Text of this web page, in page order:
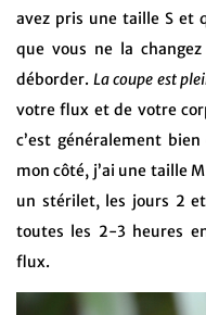
avez pris une taille S et
que vous ne la
déborder. La coupe est
votre flux et de votre
c’est généralement
mon côté, j’ai une taille
un stérilet, les jours 2
toutes les 2-3 heures
flux.